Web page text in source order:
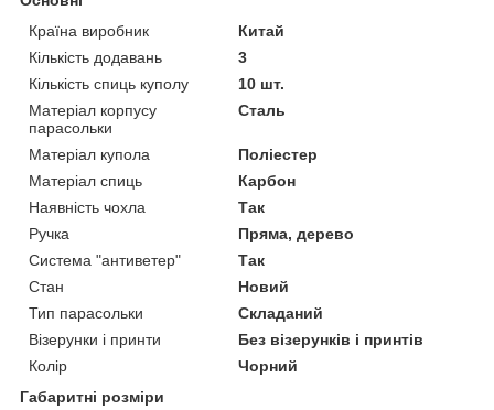
Країна виробник
Китай
Кількість додавань
3
Кількість спиць куполу
10 шт.
Матеріал корпусу
парасольки
Сталь
Матеріал купола
Поліестер
Матеріал спиць
Карбон
Наявність чохла
Так
Ручка
Пряма, дерево
Система "антиветер"
Так
Стан
Новий
Тип парасольки
Складаний
Візерунки і принти
Без візерунків і принтів
Колір
Чорний
Габаритні розміри